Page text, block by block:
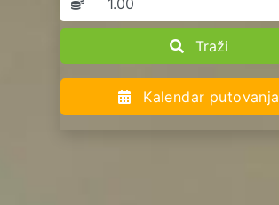
Traži
Kalendar putovanja